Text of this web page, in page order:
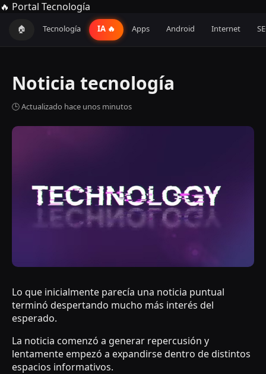
🔥 Portal Tecnología
🏠 Tecnología IA 🔥 Apps Android Internet
Noticia tecnología
🕒 Actualizado hace unos minutos
Lo que inicialmente parecía una noticia puntual
terminó despertando mucho más interés del
esperado.
La noticia comenzó a generar repercusión y
lentamente empezó a expandirse dentro de distintos
espacios informativos.